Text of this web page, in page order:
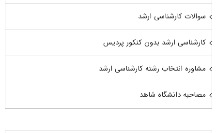
سوالات کارشناسی ارشد
کارشناسی ارشد بدون کنکور پردیس
مشاوره انتخاب رشته کارشناسی ارشد
مصاحبه دانشگاه شاهد